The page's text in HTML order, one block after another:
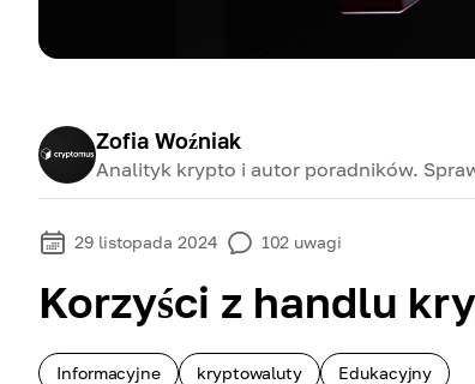
Zofia Woźniak
Analityk krypto i autor poradników.
29 listopada 2024 102 uwagi
Korzyści z handlu
Informacyjne kryptowaluty Edukacyjny